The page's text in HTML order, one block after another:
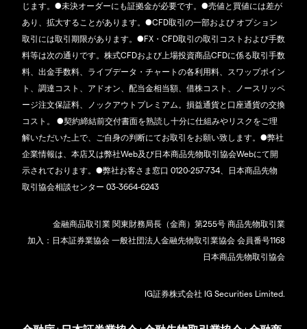
じます。●未決オーダーにも証拠金が必要です。●売値と買値には差が
あり、拡大することがあります。●CFD取引の一部および オプション
取引には取引期限があります。●FX・CFD取引の取引コストおよび手数
料等は次の通りです。株式CFDおよび上場投資商品CFDに係る取引手数
料、出金手数料、ライブデータ・チャートの各利用料、スワップポイン
ト、調達コスト、アドオン、配当金相当額、借株コスト、ノースリッペ
ージ注文保証料、ノックアウトプレミアム。損益通貨と口座通貨の交換
コスト。 ●契約締結前交付書面を熟読し十分に仕組みやリスクをご理
解いただいた上で、ご自身の判断にてお取引をお願い致します。●弊社
企業情報は、本店又は弊社Web及び日本商品先物取引協会Webにて開
示されております。●弊社お客さま窓口 0120-257-734、日本商品先物
取引協会相談センター 03-3664-6243
金融商品取引業 関東財務局長（金商）第255号 商品先物取引業
加入：日本証券業協会 一般社団法人金融先物取引業協会 会員番号1168
日本商品先物取引協会
IG証券株式会社 IG Securities Limited.